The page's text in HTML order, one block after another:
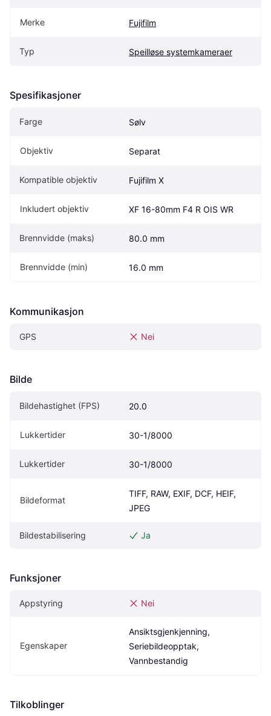
Merke Fujifilm
Typ Speilløse systemkameraer
Spesifikasjoner
Farge Sølv
Objektiv Separat
Kompatible objektiv Fujifilm X
Inkludert objektiv XF 16-80mm F4 R OIS WR
Brennvidde (maks) 80.0 mm
Brennvidde (min) 16.0 mm
Kommunikasjon
GPS Nei
Bilde
Bildehastighet (FPS) 20.0
Lukkertider 30-1/8000
Lukkertider 30-1/8000
Bildeformat
TIFF, RAW, EXIF, DCF, HEIF,
JPEG
Bildestabilisering Ja
Funksjoner
Appstyring Nei
Egenskaper
Ansiktsgjenkjenning,
Seriebildeopptak,
Vannbestandig
Tilkoblinger